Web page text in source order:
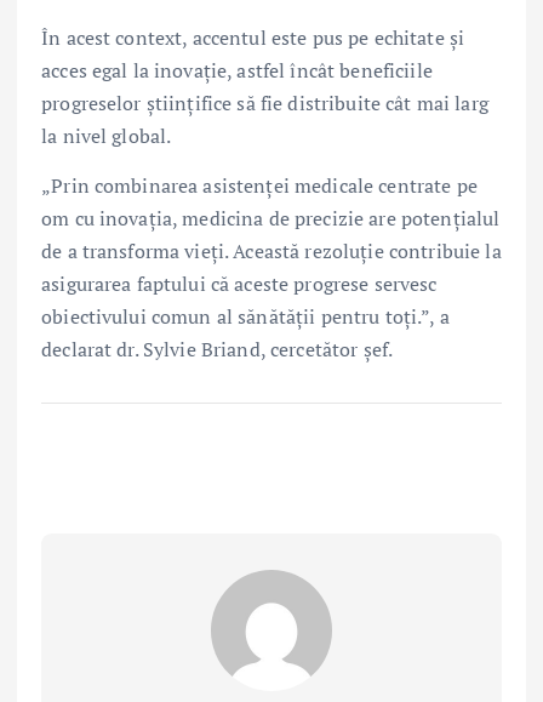
În acest context, accentul este pus pe echitate și
acces egal la inovație, astfel încât beneficiile
progreselor științifice să fie distribuite cât mai larg
la nivel global.
„Prin combinarea asistenței medicale centrate pe
om cu inovația, medicina de precizie are potențialul
de a transforma vieți. Această rezoluție contribuie la
asigurarea faptului că aceste progrese servesc
obiectivului comun al sănătății pentru toți.”, a
declarat dr. Sylvie Briand, cercetător șef.